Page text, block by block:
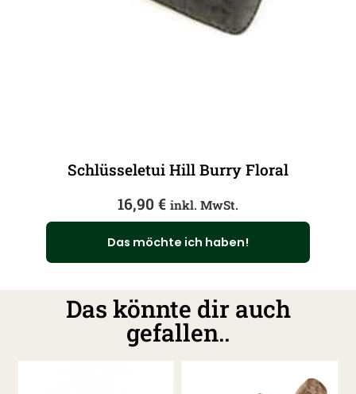
Schlüsseletui Hill Burry Floral
16,90 € inkl. MwSt.
Das möchte ich haben!
Das könnte dir auch
gefallen..